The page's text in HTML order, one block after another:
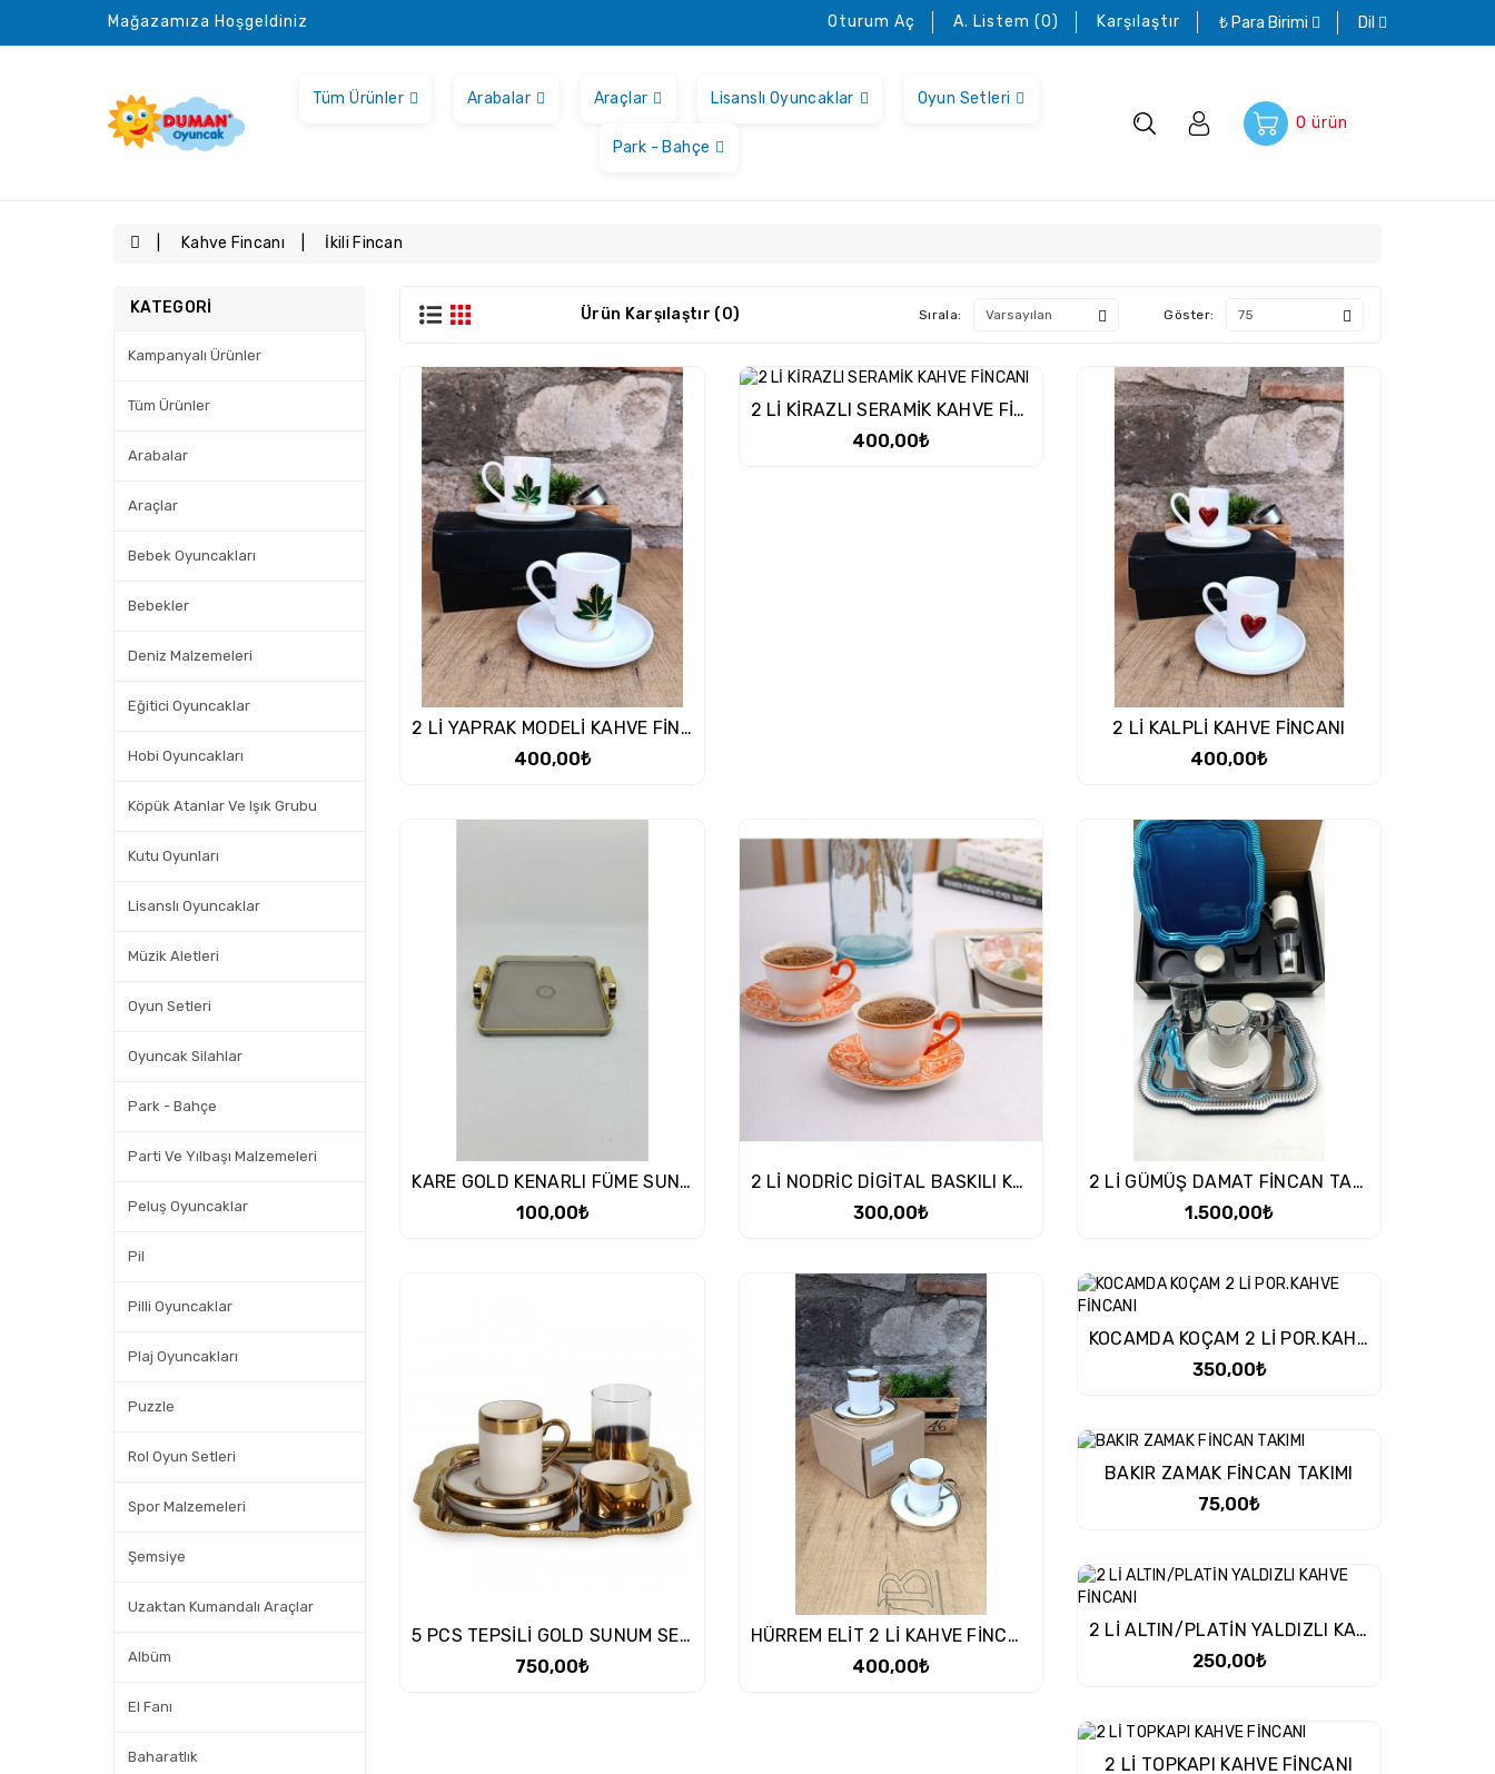
Mağazamıza Hoşgeldiniz Oturum Aç A. Listem (0) Karşılaştır ₺ Para Birimi Dil
Tüm Ürünler Arabalar Araçlar Lisanslı Oyuncaklar Oyun Setleri
Park - Bahçe
0 ürün
Kahve Fincanı İkili Fincan
KATEGORI
Kampanyalı Ürünler
Tüm Ürünler
Arabalar
Araçlar
Bebek Oyuncakları
Bebekler
Deniz Malzemeleri
Eğitici Oyuncaklar
Hobi Oyuncakları
Köpük Atanlar Ve Işık Grubu
Kutu Oyunları
Lisanslı Oyuncaklar
Müzik Aletleri
Oyun Setleri
Oyuncak Silahlar
Park - Bahçe
Parti Ve Yılbaşı Malzemeleri
Peluş Oyuncaklar
Pil
Pilli Oyuncaklar
Plaj Oyuncakları
Puzzle
Rol Oyun Setleri
Spor Malzemeleri
Şemsiye
Uzaktan Kumandalı Araçlar
Albüm
El Fanı
Baharatlık
Ürün Karşılaştır (0) Sırala: Göster:
2 Lİ YAPRAK MODELİ KAHVE FİNCANI
400,00₺
2 Lİ KİRAZLI SERAMİK KAHVE FİNCANI
400,00₺
2 Lİ KALPLİ KAHVE FİNCANI
400,00₺
KARE GOLD KENARLI FÜME SUNUM TEPSİSİ
100,00₺
2 Lİ NODRİC DİGİTAL BASKILI KAHVE FİNCANI
300,00₺
2 Lİ GÜMÜŞ DAMAT FİNCAN TAKIMI
1.500,00₺
5 PCS TEPSİLİ GOLD SUNUM SETİ
750,00₺
HÜRREM ELİT 2 Lİ KAHVE FİNCAN TAKIMI Gold
400,00₺
KOCAMDA KOÇAM 2 Lİ POR.KAHVE FİNCANI
350,00₺
BAKIR ZAMAK FİNCAN TAKIMI
75,00₺
2 Lİ ALTIN/PLATİN YALDIZLI KAHVE FİNCANI
250,00₺
2 Lİ TOPKAPI KAHVE FİNCANI